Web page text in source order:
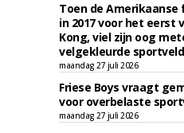
Toen de
in 2017 voor het eerst
Kong, viel zijn oog
velgekleurde
maandag 27 juli 2026
Friese Boys vraagt
voor overbelaste
maandag 27 juli 2026